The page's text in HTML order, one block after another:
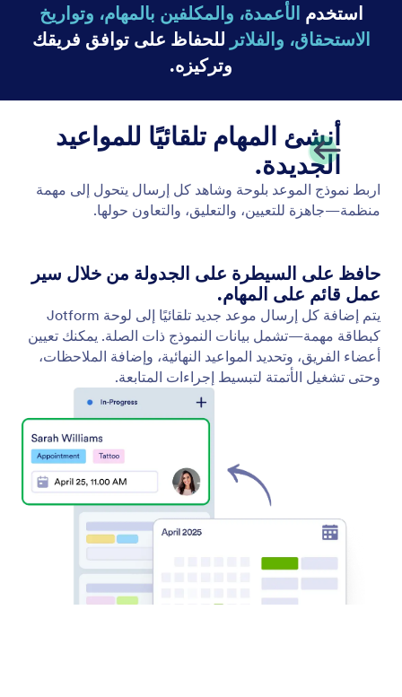
استخدم الأعمدة، والمكلفين بالمهام، وتواريخ
الاستحقاق، والفلاتر للحفاظ على توافق فريقك
وتركيزه.
أنشئ المهام تلقائيًا للمواعيد
الجديدة.
اربط نموذج الموعد بلوحة وشاهد كل إرسال يتحول إلى مهمة
منظمة—جاهزة للتعيين، والتعليق، والتعاون حولها.
حافظ على السيطرة على الجدولة من خلال سير
عمل قائم على المهام.
يتم إضافة كل إرسال موعد جديد تلقائيًا إلى لوحة Jotform
كبطاقة مهمة—تشمل بيانات النموذج ذات الصلة. يمكنك تعيين
أعضاء الفريق، وتحديد المواعيد النهائية، وإضافة الملاحظات،
وحتى تشغيل الأتمتة لتبسيط إجراءات المتابعة.